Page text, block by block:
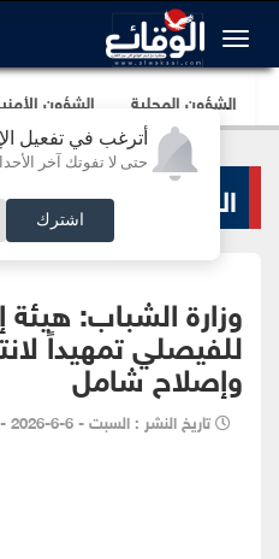
أترغب في تفعيل
حتى لا تفوتك آخر
اشترك
الشؤون المحلية الشؤون
الرياضة المحلية
وزارة الشباب: هيئة
للفيصلي تمهيداً
وإصلاح شامل
تاريخ النشر : السبت - 6-6-2026 - 12:54 PM